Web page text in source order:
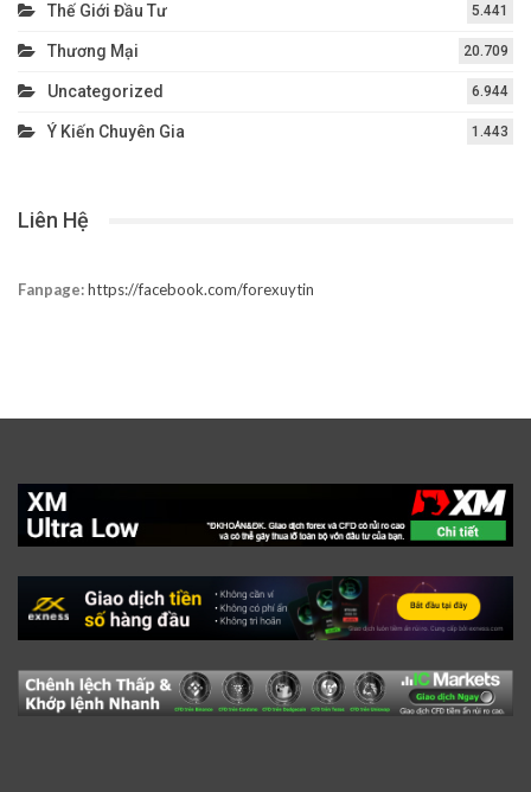
Thế Giới Đầu Tư 5.441
Thương Mại 20.709
Uncategorized 6.944
Ý Kiến Chuyên Gia 1.443
Liên Hệ
Fanpage:https://facebook.com/forexuytin